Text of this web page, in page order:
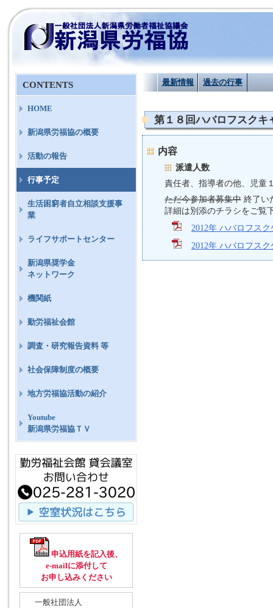
最新情報 過去の行事
第１８回ハバロフスクキ
内容
派遣人数
責任者、指導者の他、児童
ただ今参加者募集中終了い
詳細は別添のチラシをご覧
2012年 ハバロフス
2012年 ハバロフス
CONTENTS
HOME
新潟県労福協の概要
活動の報告
行事予定
生活困窮者自立相談支援事
業
ライフサポートセンター
新潟県奨学金
ネットワーク
機関紙
勤労福祉会館
調査・研究報告資料 等
社会保障制度の概要
地方労福協活動の紹介
Youtube
新潟県労福協ＴＶ
申込用紙を記入後、
e-mailに添付して
お申し込みください
一般社団法人